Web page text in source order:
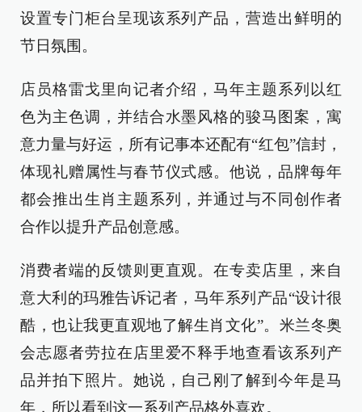
设置专门柜台呈现该系列产品，营造出鲜明的
节日氛围。
店员格雷戈里向记者介绍，马年主题系列以红
色为主色调，并结合水墨风格的骏马图案，寓
意力量与好运，所有记事本还配有“红包”信封，
体现礼赠属性与春节仪式感。他说，品牌每年
都会推出生肖主题系列，并通过与不同创作者
合作以提升产品创意感。
消费者端的反馈则更直观。在专卖店里，来自
意大利的玛雅告诉记者，马年系列产品“设计很
酷，也让我更直观地了解生肖文化”。米兰冬奥
会志愿者劳拉在店里爱不释手地查看该系列产
品并拍下照片。她说，自己刚了解到今年是马
年，所以看到这一系列产品格外喜欢。